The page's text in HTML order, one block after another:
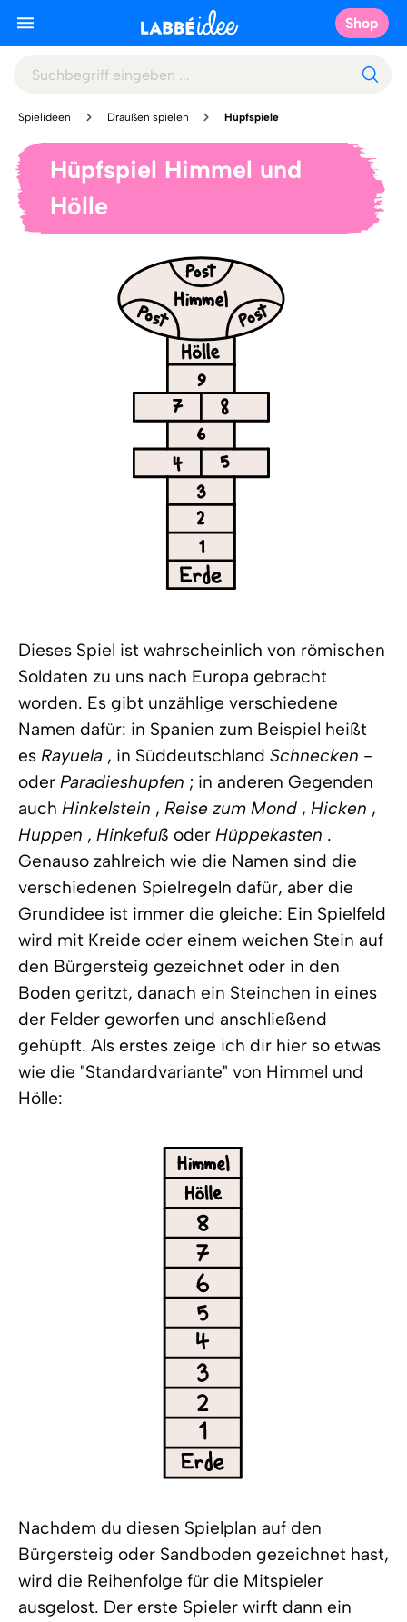
Shop
Spielideen Draußen spielen Hüpfspiele
Hüpfspiel Himmel und
Hölle
Dieses Spiel ist wahrscheinlich von römischen
Soldaten zu uns nach Europa gebracht
worden. Es gibt unzählige verschiedene
Namen dafür: in Spanien zum Beispiel heißt
es Rayuela , in Süddeutschland Schnecken -
oder Paradieshupfen ; in anderen Gegenden
auch Hinkelstein , Reise zum Mond , Hicken ,
Huppen , Hinkefuß oder Hüppekasten .
Genauso zahlreich wie die Namen sind die
verschiedenen Spielregeln dafür, aber die
Grundidee ist immer die gleiche: Ein Spielfeld
wird mit Kreide oder einem weichen Stein auf
den Bürgersteig gezeichnet oder in den
Boden geritzt, danach ein Steinchen in eines
der Felder geworfen und anschließend
gehüpft. Als erstes zeige ich dir hier so etwas
wie die "Standardvariante" von Himmel und
Hölle:
Nachdem du diesen Spielplan auf den
Bürgersteig oder Sandboden gezeichnet hast,
wird die Reihenfolge für die Mitspieler
ausgelost. Der erste Spieler wirft dann ein